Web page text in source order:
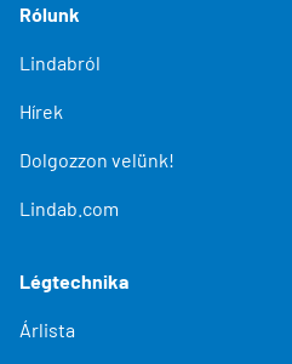
Rólunk
Lindabról
Hírek
Dolgozzon velünk!
Lindab.com
Légtechnika
Árlista